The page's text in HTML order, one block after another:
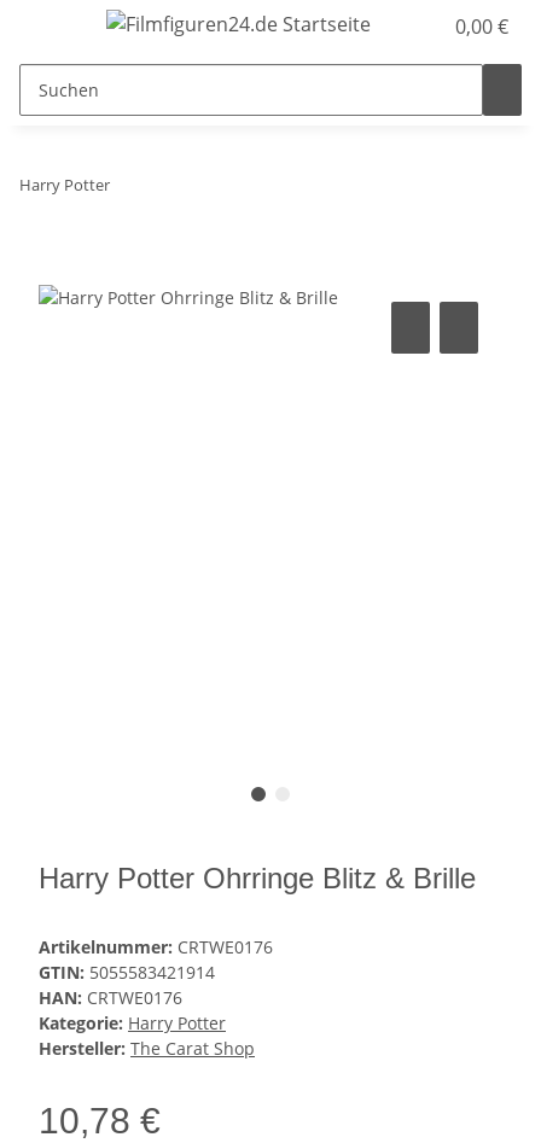
0,00 €
Harry Potter
Harry Potter Ohrringe Blitz & Brille
Artikelnummer: CRTWE0176
GTIN: 5055583421914
HAN: CRTWE0176
Kategorie: Harry Potter
Hersteller: The Carat Shop
10,78 €